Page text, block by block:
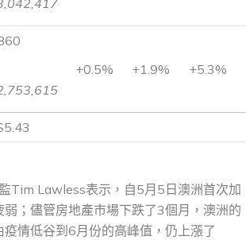
+0.5% +1.9% +5.3%
Tim Lawless表示，自5月5日澳洲首次加
弱；儘管房地產市場下跌了3個月，澳洲的
情低谷到6月份的高峰值，仍上漲了